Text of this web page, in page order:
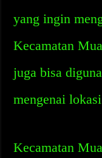
yang ingin
Kecamatan
juga bisa
mengenai
Kecamatan